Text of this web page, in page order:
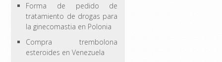
Forma de pedido de
tratamiento de drogas para
la ginecomastia en Polonia
Compra trembolona
esteroides en Venezuela